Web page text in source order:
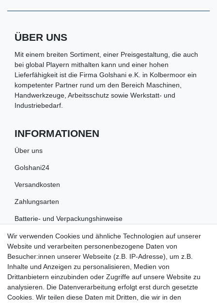
ÜBER UNS
Mit einem breiten Sortiment, einer Preisgestaltung, die auch
bei global Playern mithalten kann und einer hohen
Lieferfähigkeit ist die Firma Golshani e.K. in Kolbermoor ein
kompetenter Partner rund um den Bereich Maschinen,
Handwerkzeuge, Arbeitsschutz sowie Werkstatt- und
Industriebedarf.
INFORMATIONEN
Über uns
Golshani24
Versandkosten
Zahlungsarten
Batterie- und Verpackungshinweise
RECHTLICHES
Impressum
Datenschutz
Widerrufsrecht
Wir verwenden Cookies und ähnliche Technologien auf unserer
Website und verarbeiten personenbezogene Daten von
Besucher:innen unserer Webseite (z.B. IP-Adresse), um z.B.
Inhalte und Anzeigen zu personalisieren, Medien von
Drittanbietern einzubinden oder Zugriffe auf unsere Website zu
analysieren. Die Datenverarbeitung erfolgt erst durch gesetzte
Cookies. Wir teilen diese Daten mit Dritten, die wir in den